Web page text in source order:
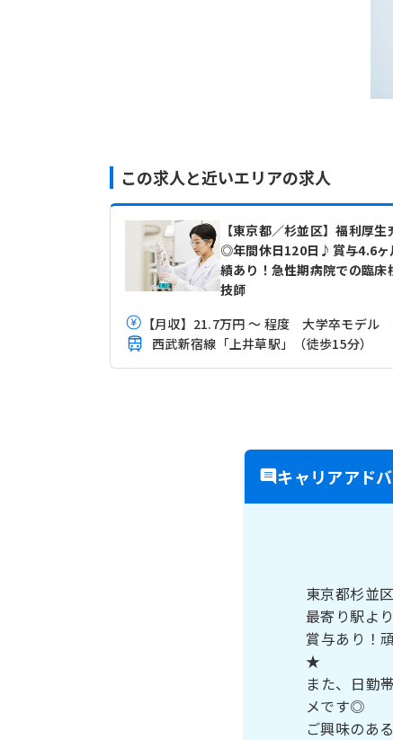
この求人と近いエリアの求人
【東京都／杉並区】福利厚生
◎年間休日120日♪賞与4.6ヶ
績あり！急性期病院での臨床
技師
西武新宿線「上井草駅」（徒歩15分）
キャリアアド
東京都杉並
最寄り駅よ
賞与あり！
★
また、日勤
メです◎
ご興味のあ